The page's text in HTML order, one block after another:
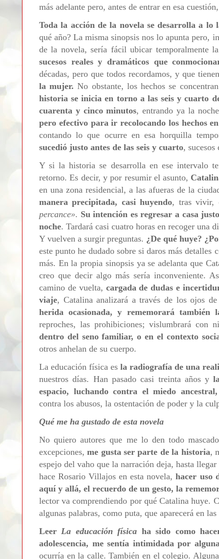
más adelante pero, antes de entrar en esa
Toda la acción de la novela se desarrolla a lo
qué año? La misma sinopsis nos lo apunta pero,
de la novela, sería fácil ubicar temporalmente
sucesos reales y dramáticos que
décadas, pero que todos recordamos, y que
la mujer. No obstante, los hechos se
historia se inicia en torno a las seis y cuarto
cuarenta y cinco minutos, entrando ya la
pero efectivo para ir recolocando los hechos
contando lo que ocurre en esa horquilla
sucedió justo antes de las seis y cuarto,
Y si la historia se desarrolla en ese intervalo
retorno. Es decir, y por resumir el asunto,
en una zona residencial, a las afueras de la
manera precipitada, casi huyendo, tras vivir,
percance». Su intención es regresar a casa
noche. Tardará casi cuatro horas en recoger una
Y vuelven a surgir preguntas. ¿De qué huye?
este punto he dudado sobre si daros más detalles
más. En la propia sinopsis ya se adelanta que
creo que decir algo más sería inconveniente.
camino de vuelta, cargada de dudas e
viaje, Catalina analizará a través de los ojos
herida ocasionada, y rememorará también
reproches, las prohibiciones; vislumbrará con
dentro del seno familiar, o en el contexto
otros anhelan de su cuerpo.
La educación física es la radiografía de una
nuestros días. Han pasado casi treinta años y
espacio, luchando contra el miedo
contra los abusos, la ostentación de poder y la
Qué me ha gustado de esta novela
No quiero autores que me lo den todo
excepciones,me gusta ser parte de la historia,
espejo del vaho que la narración deja, hasta
hace Rosario Villajos en esta novela,hacer uso
aquí y allá, el recuerdo de un gesto, la
lector va comprendiendo por qué Catalina huye.
algunas palabras, como puta, que aparecerá en
Leer La educación física ha sido como
adolescencia, me sentía intimidada por
ocurría en la calle. También en el colegio.